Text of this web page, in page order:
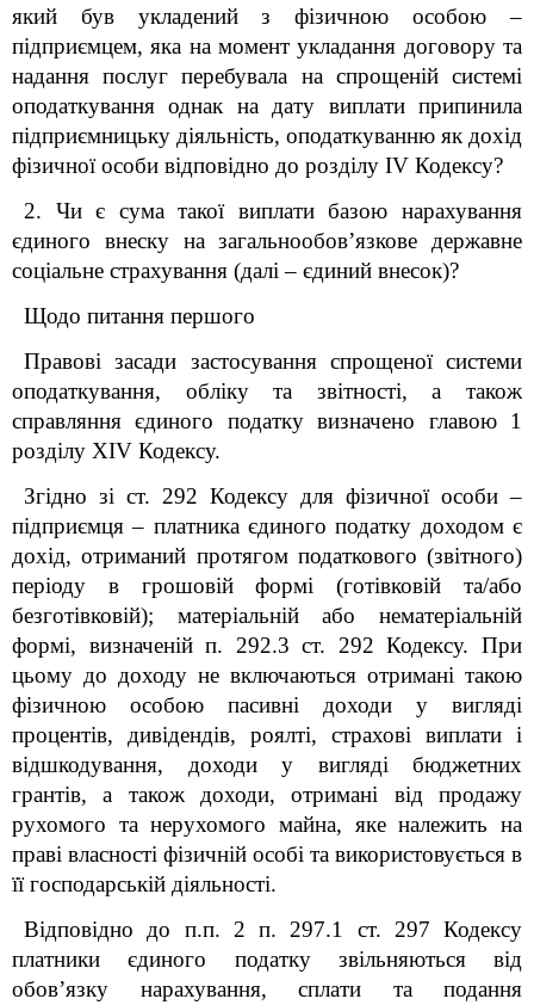
який був укладений з фізичною особою –
підприємцем, яка на момент укладання договору та
надання послуг перебувала на спрощеній системі
оподаткування однак на дату виплати припинила
підприємницьку діяльність, оподаткуванню як дохід
фізичної особи відповідно до розділу IV Кодексу?
2. Чи є сума такої виплати базою нарахування
єдиного внеску на загальнообов’язкове державне
соціальне страхування (далі – єдиний внесок)?
Щодо питання першого
Правові засади застосування спрощеної системи
оподаткування, обліку та звітності, а також
справляння єдиного податку визначено главою 1
розділу XIV Кодексу.
Згідно зі ст. 292 Кодексу для фізичної особи –
підприємця – платника єдиного податку доходом є
дохід, отриманий протягом податкового (звітного)
періоду в грошовій формі (готівковій та/або
безготівковій); матеріальній або нематеріальній
формі, визначеній п. 292.3 ст. 292 Кодексу. При
цьому до доходу не включаються отримані такою
фізичною особою пасивні доходи у вигляді
процентів, дивідендів, роялті, страхові виплати і
відшкодування, доходи у вигляді бюджетних
грантів, а також доходи, отримані від продажу
рухомого та нерухомого майна, яке належить на
праві власності фізичній особі та використовується в
її господарській діяльності.
Відповідно до п.п. 2 п. 297.1 ст. 297 Кодексу
платники єдиного податку звільняються від
обов’язку нарахування, сплати та подання